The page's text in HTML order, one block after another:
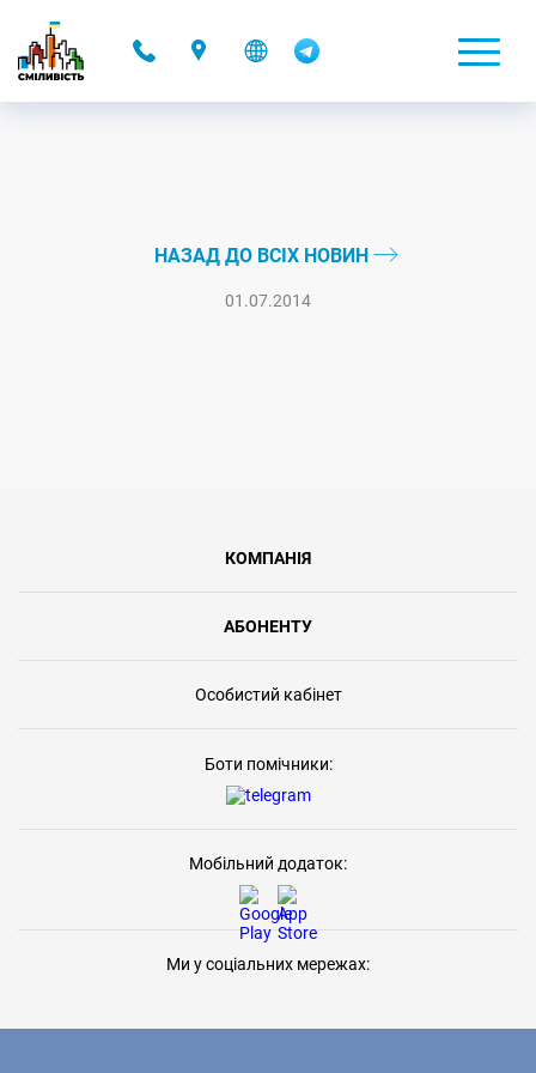
НАЗАД ДО ВСІХ НОВИН
01.07.2014
КОМПАНІЯ
АБОНЕНТУ
Особистий кабінет
Боти помічники:
Мобільний додаток:
Ми у соціальних мережах: